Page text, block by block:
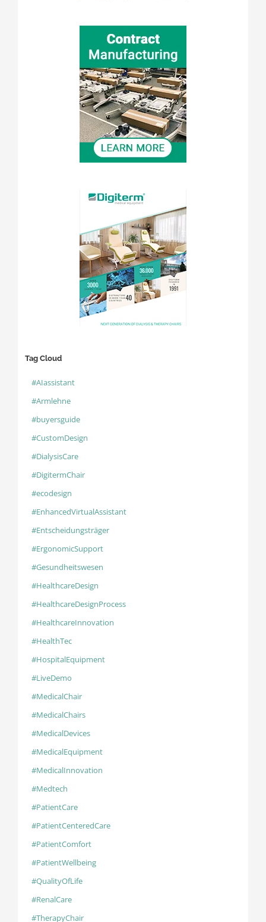
Tag Cloud
#AIassistant
#Armlehne
#buyersguide
#CustomDesign
#DialysisCare
#DigitermChair
#ecodesign
#EnhancedVirtualAssistant
#Entscheidungsträger
#ErgonomicSupport
#Gesundheitswesen
#HealthcareDesign
#HealthcareDesignProcess
#HealthcareInnovation
#HealthTec
#HospitalEquipment
#LiveDemo
#MedicalChair
#MedicalChairs
#MedicalDevices
#MedicalEquipment
#MedicalInnovation
#Medtech
#PatientCare
#PatientCenteredCare
#PatientComfort
#PatientWellbeing
#QualityOfLife
#RenalCare
#TherapyChair